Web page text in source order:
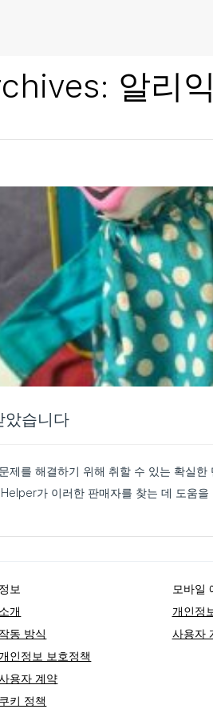
알리
았습니다
위해 취할 수 있는 확실한 단계가 있다는 것을
가 이러한 판매자를 찾는 데 도움
정보
소개
작동 방식
개인정보 보호정책
용자 계약
쿠키 정책
모바일
개인정
사용자